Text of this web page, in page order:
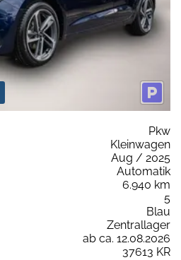
Pkw
Kleinwagen
Aug / 2025
Automatik
6.940 km
5
Blau
Zentrallager
ab ca. 12.08.2026
37613 KR